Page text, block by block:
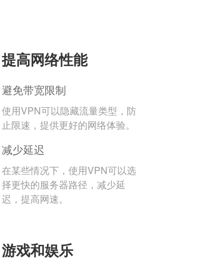
提高网络性能
避免带宽限制
使用VPN可以隐藏流量类型，防
止限速，提供更好的网络体验。
减少延迟
在某些情况下，使用VPN可以选
择更快的服务器路径，减少延
迟，提高网速。
游戏和娱乐